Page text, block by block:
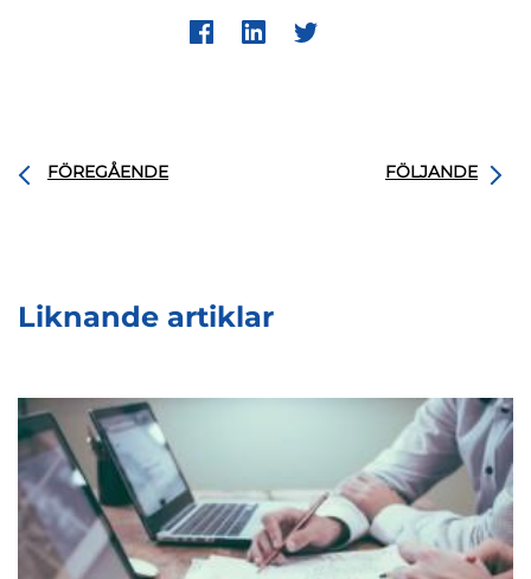
FÖREGÅENDE FÖLJANDE
Liknande artiklar